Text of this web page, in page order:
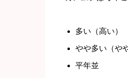
多い（高い）
やや多い（や
平年並